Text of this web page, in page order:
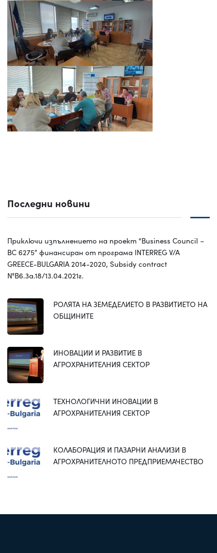
Последни новини
Приключи изпълнението на проект “Business Council –
BC 6275” финансиран от програма INTERREG V/A
GREECE-BULGARIA 2014-2020, Subsidy contract
№B6.3a.18/13.04.2021г.
РОЛЯТА НА ЗЕМЕДЕЛИЕТО В РАЗВИТИЕТО НА
ОБЩИНИТЕ
ИНОВАЦИИ И РАЗВИТИЕ В
АГРОХРАНИТЕЛНИЯ СЕКТОР
ТЕХНОЛОГИЧНИ ИНОВАЦИИ В
АГРОХРАНИТЕЛНИЯ СЕКТОР
КОЛАБОРАЦИЯ И ПАЗАРНИ АНАЛИЗИ В
АГРОХРАНИТЕЛНОТО ПРЕДПРИЕМАЧЕСТВО